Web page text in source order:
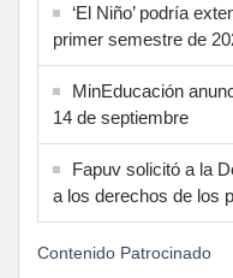
‘El Niño’ podría
primer semestre de
MinEducación
14 de septiembre
Fapuv solicitó a la
a los derechos de los
Contenido Patrocinado